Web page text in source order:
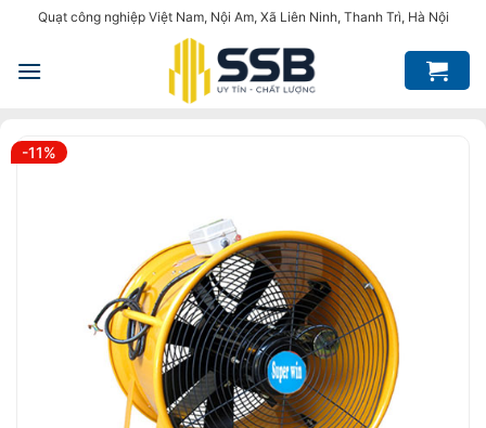
nội
Quạt công nghiệp Việt Nam, Nội Am, Xã Liên Ninh, Thanh Trì, Hà Nội
-11%